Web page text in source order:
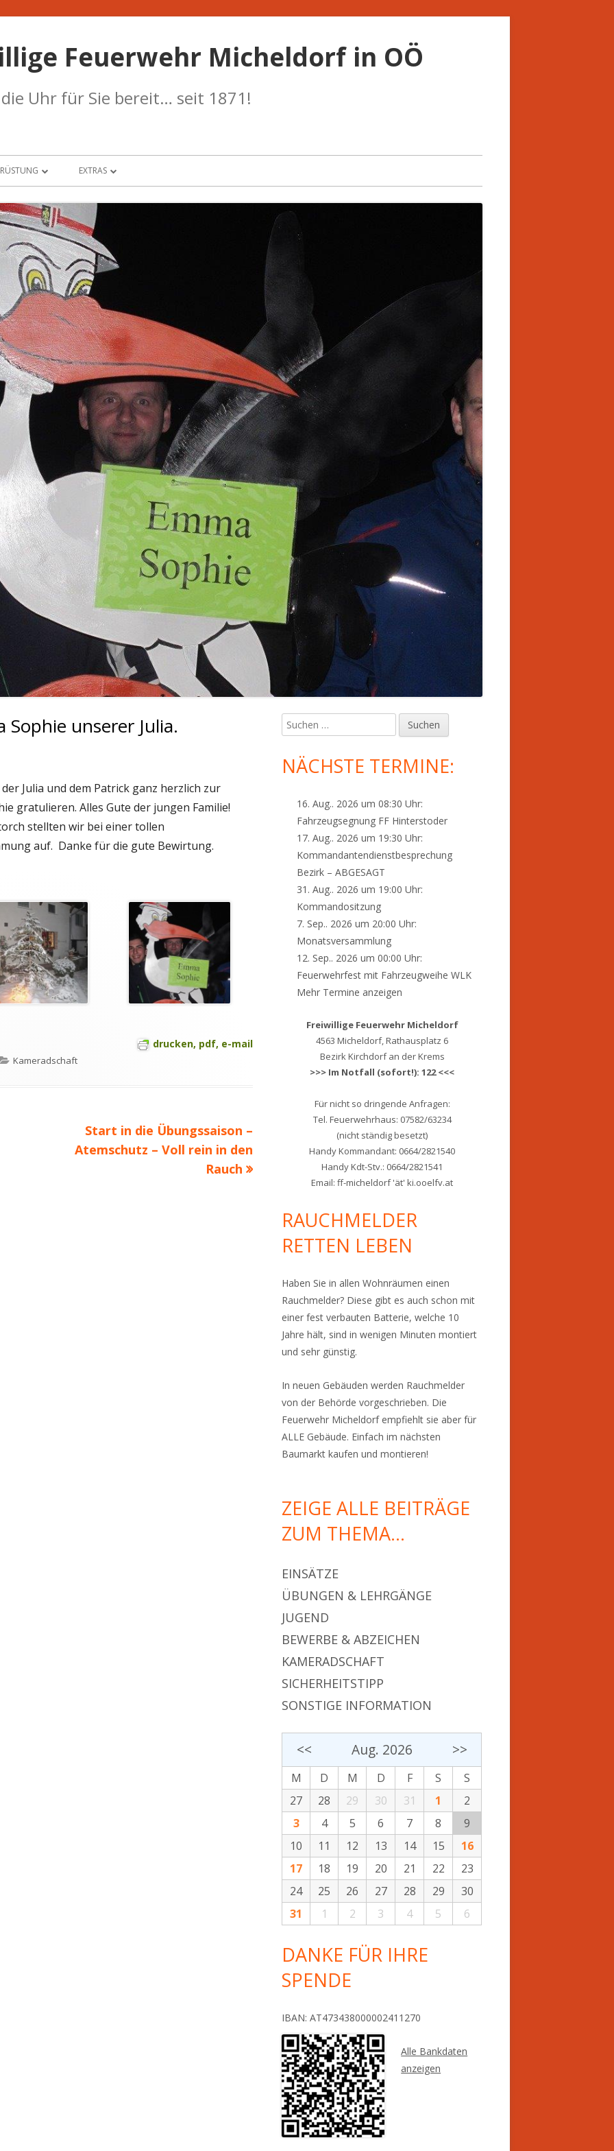
Feuerwehr Micheldorf in OÖ
Uhr für Sie bereit… seit 1871!
HAUS
STÜTZPUNKT
60
EXTRAS
TERMINKALENDER
WETTERSTATION
SICHERHEIT
DOWNLOAD
LINKS…
unserer Julia.
Julia und dem Patrick ganz herzlich zur
gratulieren. Alles Gute der jungen Familie!
stellten wir bei einer tollen
auf. Danke für die gute Bewirtung.
drucken, pdf, e-mail
Kategorien
Kameradschaft
Nächster
Beitrag
Start in die Übungssaison –
Atemschutz – Voll rein in den
Rauch
Haupt-
Seitenleiste
Suchen
nach:
NÄCHSTE TERMINE:
16. Aug.. 2026 um 08:30 Uhr:
Fahrzeugsegnung FF Hinterstoder
17. Aug.. 2026 um 19:30 Uhr:
Kommandantendienstbesprechung
Bezirk – ABGESAGT
31. Aug.. 2026 um 19:00 Uhr:
Kommandositzung
7. Sep.. 2026 um 20:00 Uhr:
Monatsversammlung
12. Sep.. 2026 um 00:00 Uhr:
Feuerwehrfest mit Fahrzeugweihe WLK
Mehr Termine anzeigen
Freiwillige Feuerwehr Micheldorf
4563 Micheldorf, Rathausplatz 6
Bezirk Kirchdorf an der Krems
>>> Im Notfall (sofort!): 122 <<<
Für nicht so dringende Anfragen:
Tel. Feuerwehrhaus: 07582/63234
(nicht ständig besetzt)
Handy Kommandant: 0664/2821540
Handy Kdt-Stv.: 0664/2821541
Email: ff-micheldorf 'ät' ki.ooelfv.at
RAUCHMELDER
RETTEN LEBEN
Haben Sie in allen Wohnräumen einen
Rauchmelder? Diese gibt es auch schon mit
einer fest verbauten Batterie, welche 10
Jahre hält, sind in wenigen Minuten montiert
und sehr günstig.
In neuen Gebäuden werden Rauchmelder
von der Behörde vorgeschrieben. Die
Feuerwehr Micheldorf empfiehlt sie aber für
ALLE Gebäude. Einfach im nächsten
Baumarkt kaufen und montieren!
ZEIGE ALLE BEITRÄGE
ZUM THEMA…
EINSÄTZE
ÜBUNGEN & LEHRGÄNGE
JUGEND
BEWERBE & ABZEICHEN
KAMERADSCHAFT
SICHERHEITSTIPP
SONSTIGE INFORMATION
<< Aug. 2026 >>
M D M D F S
S
27
28 29 30 31 1
2
3
4 5 6 7 8
9
10
11 12 13 14 15
16
17
18 19 20 21 22
23
24
25 26 27 28 29
30
31
1 2 3 4 5 6
DANKE FÜR IHRE
SPENDE
IBAN: AT473438000002411270
Alle Bankdaten
anzeigen